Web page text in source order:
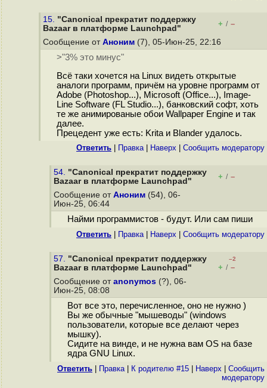
15. "Canonical прекратит поддержку
Bazaar в платформе Launchpad"
+ / –
Сообщение от Аноним (7), 05-Июн-25, 22:16
>"3% это минус"
Всё таки хочется на Linux видеть открытые
аналоги программ, причём на уровне программ от
Adobe (Photoshop...), Microsoft (Office...), Image-
Line Software (FL Studio...), банковский софт, хоть
те же анимированые обои Wallpaper Engine и так
далее.
Прецедент уже есть: Krita и Blander удалось.
Ответить Правка| Наверх Cообщить модератору
54. "Canonical прекратит поддержку
Bazaar в платформе Launchpad"
+ / –
Сообщение от Аноним (54), 06-
Июн-25, 06:44
Найми программистов - будут. Или сам пиши
Ответить Правка| Наверх Cообщить модератору
57. "Canonical прекратит поддержку
Bazaar в платформе Launchpad"
–2
+ / –
Сообщение от anonymos (?), 06-
Июн-25, 08:08
Вот все это, перечисленное, оно не нужно )
Вы же обычные "мышеводы" (windows
пользователи, которые все делают через
мышку).
Сидите на винде, и не нужна вам OS на базе
ядра GNU Linux.
Ответить Правка| К родителю #15 Наверх
Cообщить
модератору